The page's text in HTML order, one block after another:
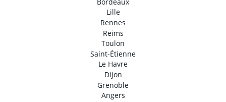
Lille
Rennes
Reims
Toulon
Saint-Étienne
Le Havre
Dijon
Grenoble
Angers